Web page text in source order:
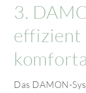
3.
effizient
Das DAMON-